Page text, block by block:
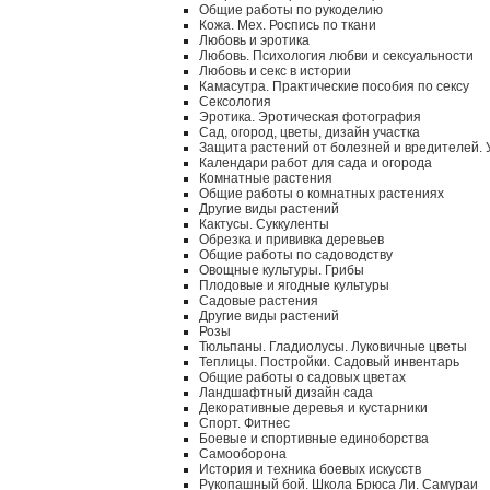
Общие работы по рукоделию
Кожа. Мех. Роспись по ткани
Любовь и эротика
Любовь. Психология любви и сексуальности
Любовь и секс в истории
Камасутра. Практические пособия по сексу
Сексология
Эротика. Эротическая фотография
Сад, огород, цветы, дизайн участка
Защита растений от болезней и вредителей.
Календари работ для сада и огорода
Комнатные растения
Общие работы о комнатных растениях
Другие виды растений
Кактусы. Суккуленты
Обрезка и прививка деревьев
Общие работы по садоводству
Овощные культуры. Грибы
Плодовые и ягодные культуры
Садовые растения
Другие виды растений
Розы
Тюльпаны. Гладиолусы. Луковичные цветы
Теплицы. Постройки. Садовый инвентарь
Общие работы о садовых цветах
Ландшафтный дизайн сада
Декоративные деревья и кустарники
Спорт. Фитнес
Боевые и спортивные единоборства
Самооборона
История и техника боевых искусств
Рукопашный бой. Школа Брюса Ли. Самураи